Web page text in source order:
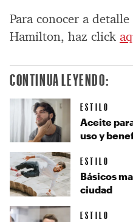
Para conocer a
Hamilton, haz click
CONTINUA LEYENDO:
ESTILO
Aceite
uso y
ESTILO
Básicos
ciudad
ESTILO